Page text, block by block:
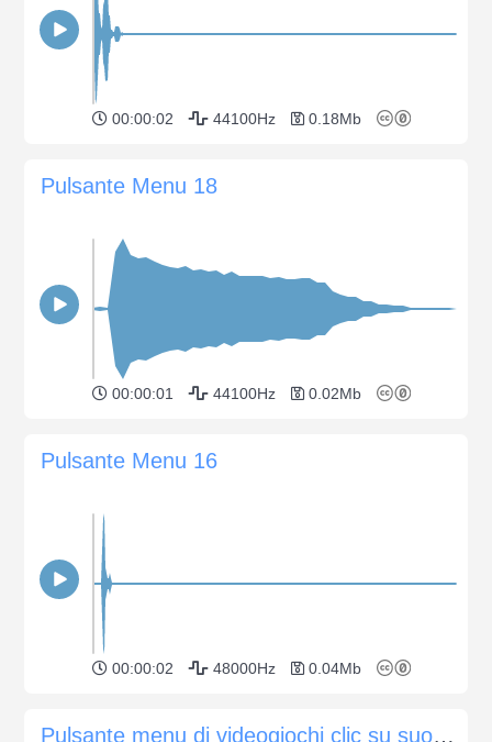
00:00:02 44100Hz 0.18Mb
Pulsante Menu 18
00:00:01 44100Hz 0.02Mb
Pulsante Menu 16
00:00:02 48000Hz 0.04Mb
Pulsante menu di videogiochi clic su suono 3